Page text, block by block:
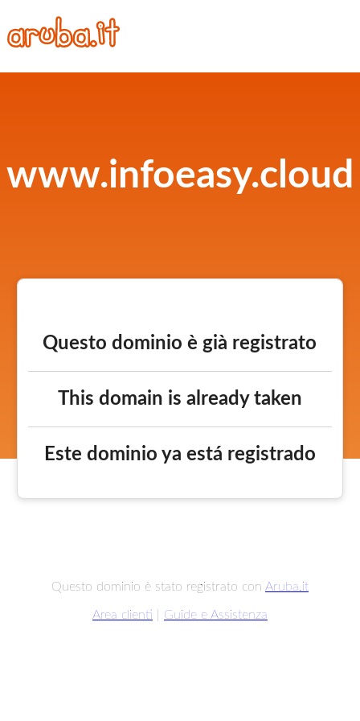
www.infoeasy.cloud
Questo dominio è già registrato
This domain is already taken
Este dominio ya está registrado
Questo dominio è stato registrato con Aruba.it
Area clienti Guide e Assistenza